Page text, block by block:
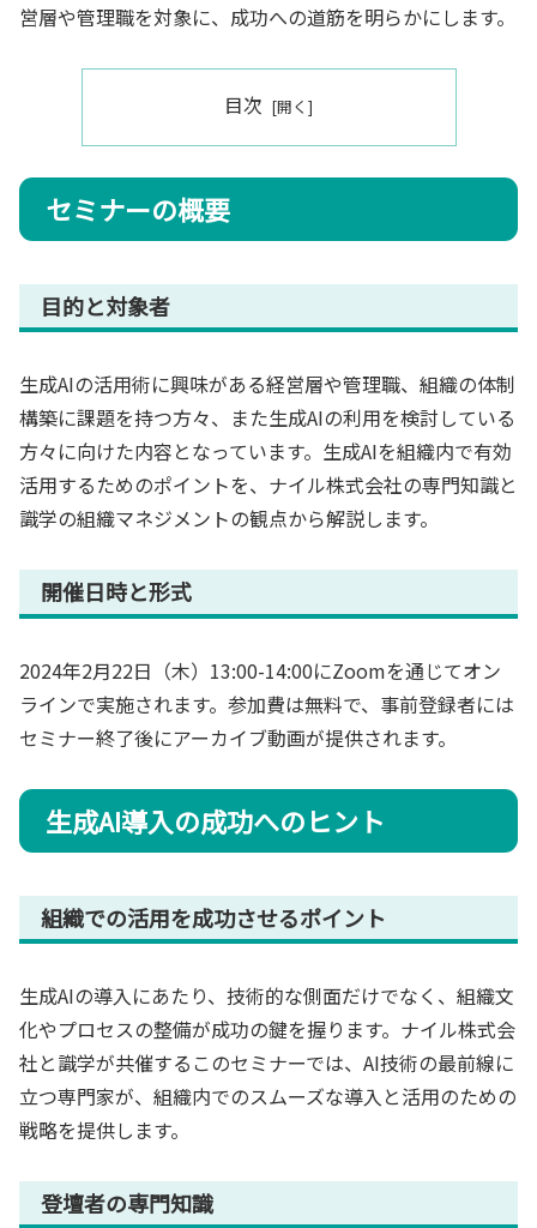
営層や管理職を対象に、成功への道筋を明らかにします。
目次
セミナーの概要
目的と対象者
生成AIの活用術に興味がある経営層や管理職、組織の体制
構築に課題を持つ方々、また生成AIの利用を検討している
方々に向けた内容となっています。生成AIを組織内で有効
活用するためのポイントを、ナイル株式会社の専門知識と
識学の組織マネジメントの観点から解説します。
開催日時と形式
2024年2月22日（木）13:00-14:00にZoomを通じてオン
ラインで実施されます。参加費は無料で、事前登録者には
セミナー終了後にアーカイブ動画が提供されます。
生成AI導入の成功へのヒント
組織での活用を成功させるポイント
生成AIの導入にあたり、技術的な側面だけでなく、組織文
化やプロセスの整備が成功の鍵を握ります。ナイル株式会
社と識学が共催するこのセミナーでは、AI技術の最前線に
立つ専門家が、組織内でのスムーズな導入と活用のための
戦略を提供します。
登壇者の専門知識